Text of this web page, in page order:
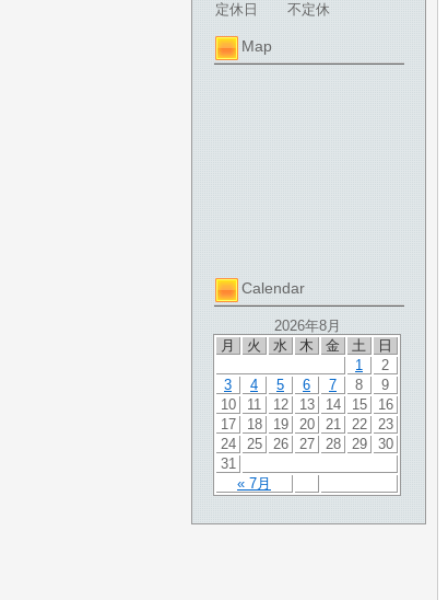
定休日
不定休
Map
Calendar
2026年8月
月
火 水 木 金 土 日
« 7月
1
2
3
4 5 6 7 8
9
10
11 12 13 14 15
16
17
18 19 20 21 22
23
24
25 26 27 28 29
30
31